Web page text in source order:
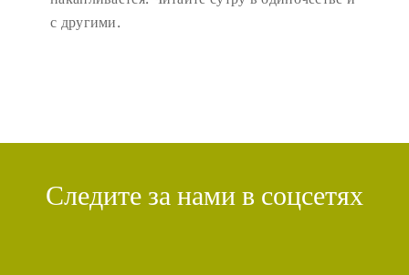
с другими.
Следите за нами в соцсетях